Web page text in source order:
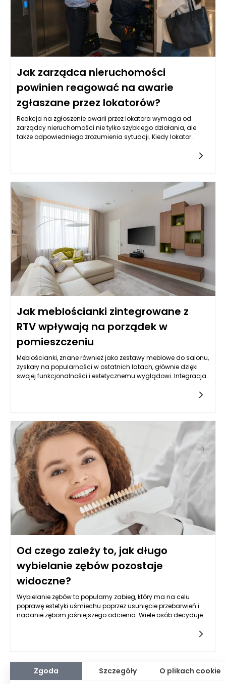
wszystkie dostępne opcje i zrozumieć, jakie obowiązki i
zobowiązania będą się wiązać z zaciągnięciem takiego
Jak zarządca nieruchomości
powinien reagować na awarie
zgłaszane przez lokatorów?
Reakcja na zgłoszenie awarii przez lokatora wymaga od
zarządcy nieruchomości nie tylko szybkiego działania, ale
także odpowiedniego zrozumienia sytuacji. Kiedy lokator
niezbędnych informacji. Zarządca powinien zwrócić uwagę
wystąpił. Taka wstępna analiza pozwoli ustalić priorytet
działań oraz określić, czy konieczna jest interwencja
specjalisty, czy awaria może być rozwiązana zdalnie.
Równocześnie, ważne jest, aby zarządca okazał empatię i
zrozumienie dla lokatora, który może odczuwać stres
związany z daną sytuacją. Takie podejście buduje zaufanie i
pokazuje, że zarządzanie nieruchomościami Poznań nie
polega jedynie na sprawnym administrowaniu, ale także na
tworzeniu relacji z mieszkańcami.
Jak meblościanki zintegrowane z
RTV wpływają na porządek w
pomieszczeniu
Meblościanki, znane również jako zestawy meblowe do salonu,
zyskały na popularności w ostatnich latach, głównie dzięki
swojej funkcjonalności i estetycznemu wyglądowi. Integracja
RTV w sposób estetyczny i zorganizowany sprawia, że
pomieszczenie staje się bardziej harmonijne.
Od czego zależy to, jak długo
wybielanie zębów pozostaje
widoczne?
Wybielanie zębów to popularny zabieg, który ma na celu
poprawę estetyki uśmiechu poprzez usunięcie przebarwień i
nadanie zębom jaśniejszego odcienia. Wiele osób decyduje
trwałość efektów tego zabiegu?
Zgoda Szczegóły O plikach cookie